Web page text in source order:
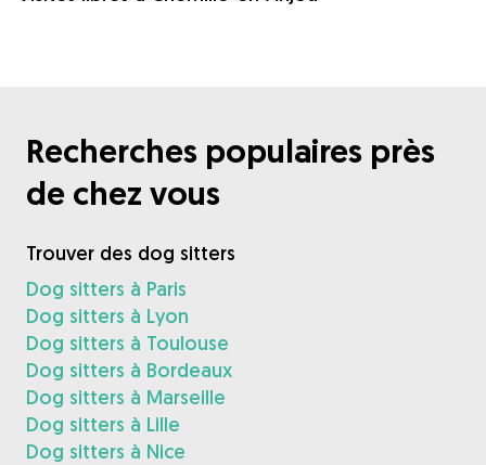
Recherches populaires près
de chez vous
Trouver des dog sitters
Dog sitters à Paris
Dog sitters à Lyon
Dog sitters à Toulouse
Dog sitters à Bordeaux
Dog sitters à Marseille
Dog sitters à Lille
Dog sitters à Nice